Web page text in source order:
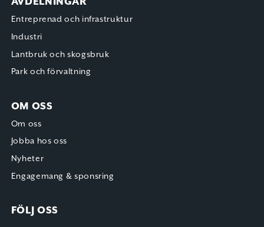
AVDELNINGAR
Entreprenad och infrastruktur
Industri
Lantbruk och skogsbruk
Park och förvaltning
OM OSS
Om oss
Jobba hos oss
Nyheter
Engagemang & sponsring
FÖLJ OSS